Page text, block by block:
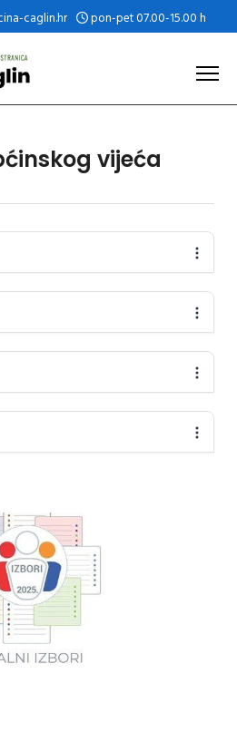
caglin.hr pon-pet 07.00-15.00 h
vijeća